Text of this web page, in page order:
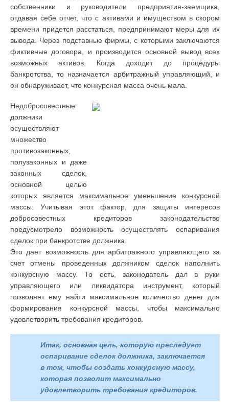
собственники и руководители предприятия-заемщика,
отдавая себе отчет, что с активами и имуществом в скором
времени придется расстаться, предпринимают меры для их
вывода. Через подставные фирмы, с которыми заключаются
фиктивные договора, и производится основной вывод всех
возможных активов. Когда доходит до процедуры
банкротства, то назначается арбитражный управляющий, и
он обнаруживает, что конкурсная масса очень мала.
Недобросовестные
должники
осуществляют
множество
противозаконных,
полузаконных и даже
законных сделок,
основной целью
которых является максимальное уменьшение конкурсной
массы. Учитывая этот фактор, для защиты интересов
добросовестных кредиторов законодательство
предусмотрело возможность осуществлять оспаривания
сделок при банкротстве должника.
Это дает возможность для арбитражного управляющего за
счет отмены проведенных должником сделок наполнить
конкурсную массу. То есть, законодатель дал в руки
управляющего или ликвидатора инструмент, который
позволяет ему найти максимальное количество денег для
формирования конкурсной массы, чтобы максимально
удовлетворить требования кредиторов.
Итак, основная цель, которую преследует
оспаривание сделок должника, заключается
в том, чтобы создать конкурсную массу,
которая позволит максимально
удовлетворить требования кредиторов.